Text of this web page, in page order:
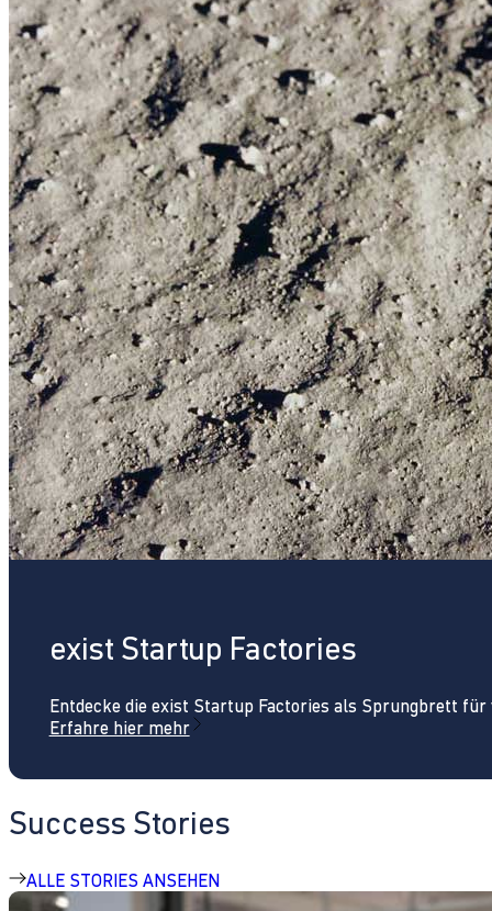
exist Startup Factories
Entdecke die exist Startup Factories als Sprungbrett
Erfahre hier mehr
Success Stories
ALLE STORIES ANSEHEN